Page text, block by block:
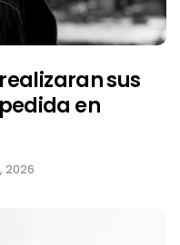
sus
en
2026